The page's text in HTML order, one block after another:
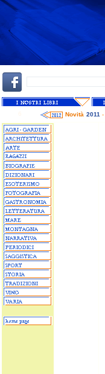
Novità 2011 -